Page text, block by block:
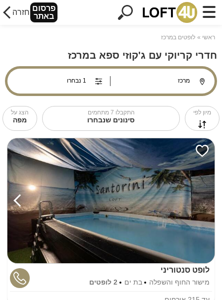
פרסום
באתר חזרה
ראשי לופטים במרכז
חדרי קריוקי עם ג'קוזי ספא במרכז
מיון לפי התקבלו 7 מתחמים
סינונים שנבחרו
הצג על
מפה
לופט סנטוריני
מישור החוף והשפלה בת ים 2 לופטים